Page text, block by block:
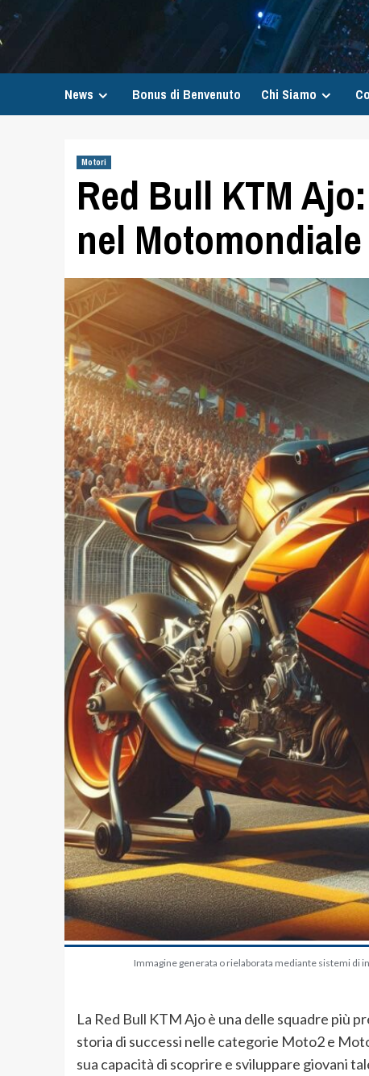
News Bonus di Benvenuto Chi Siamo
Motori
Red Bull KTM
nel Motomondiale
Immagine generata o rielaborata mediante sistemi di
La Red Bull KTM Ajo è una delle squadre più
storia di successi nelle categorie Moto2 e
sua capacità di scoprire e sviluppare giovani